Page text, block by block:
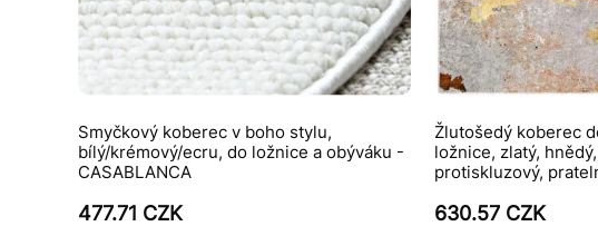
Smyčkový koberec v boho stylu,
bílý/krémový/ecru, do ložnice a obýváku -
CASABLANCA
477.71 CZK
Žlutošedý koberec
ložnice, zlatý,
protiskluzový,
630.57 CZK